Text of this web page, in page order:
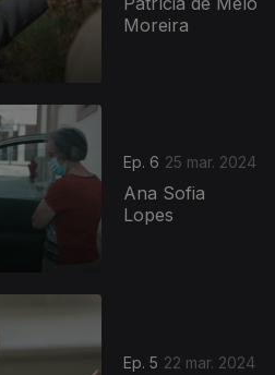
Moreira
Ep. 6 25 mar. 2024
Ana Sofia
Lopes
Ep. 5 22 mar. 2024